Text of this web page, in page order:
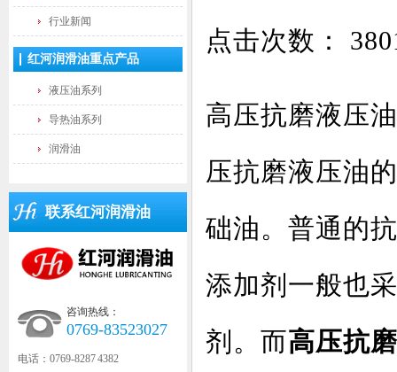
行业新闻
红河润滑油重点产品
液压油系列
导热油系列
润滑油
联系红河润滑油
咨询热线：
0769-83523027
电话：0769-8287 4382
点击次数：
高压抗磨液压
压抗磨液压油
础油。普通的
添加剂一般也
剂。而高压抗